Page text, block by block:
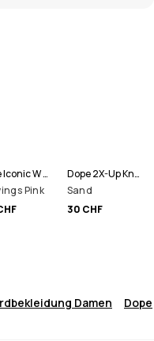
Dope Iconic W Snowboardhose Damen
Pink
Dope 2X-Up Knitted Schlauchtuch
Sand
30 CHF
Damen Dope